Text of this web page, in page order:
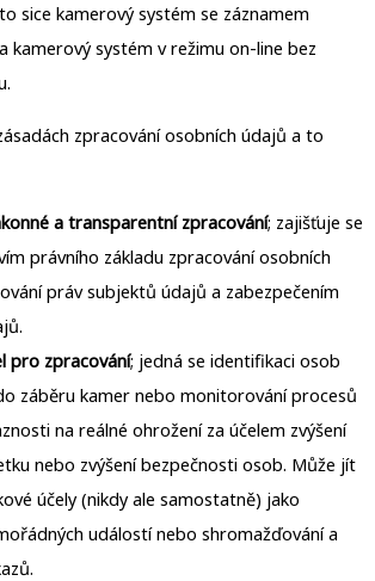
sice kamerový systém se záznamem
kamerový systém v režimu on-line bez
zpracování osobních údajů a to
a transparentní zpracování; zajišťuje se
právního základu zpracování osobních
práv subjektů údajů a zabezpečením
pro zpracování; jedná se identifikaci osob
záběru kamer nebo monitorování procesů
na reálné ohrožení za účelem zvýšení
nebo zvýšení bezpečnosti osob. Může jít
účely (nikdy ale samostatně) jako
událostí nebo shromažďování a